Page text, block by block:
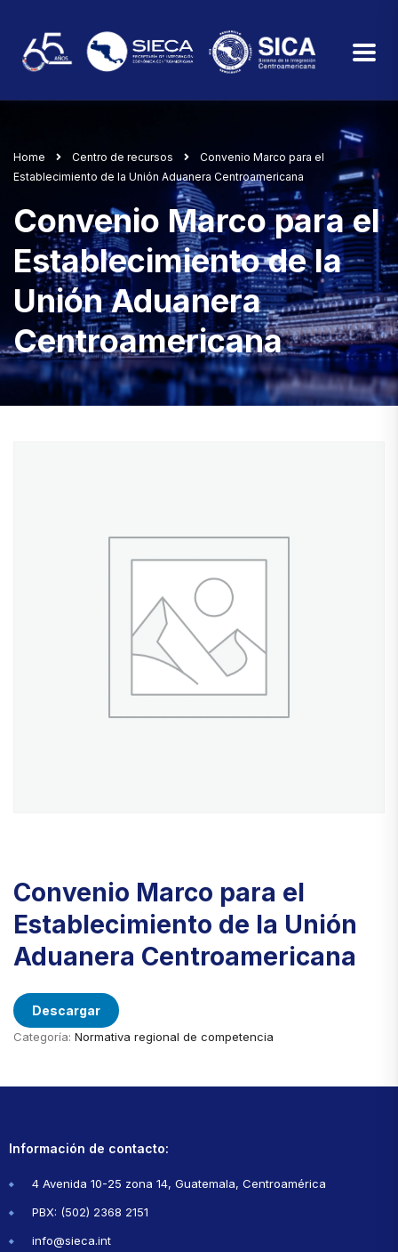
Home Centro de recursos
Convenio Marco para el
Establecimiento de la Unión Aduanera Centroamericana
Convenio Marco para el
Establecimiento de la
Unión Aduanera
Centroamericana
Convenio Marco para el
Establecimiento de la Unión
Aduanera Centroamericana
Descargar
Categoría: Normativa regional de competencia
Información de contacto:
4 Avenida 10-25 zona 14, Guatemala, Centroamérica
PBX: (502) 2368 2151
info@sieca.int